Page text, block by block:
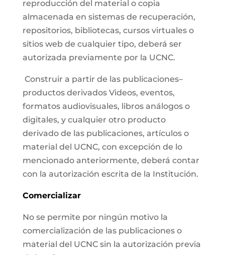
reproducción del material o copia
almacenada en sistemas de recuperación,
repositorios, bibliotecas, cursos virtuales o
sitios web de cualquier tipo, deberá ser
autorizada previamente por la UCNC.
Construir a partir de las publicaciones–
productos derivados Videos, eventos,
formatos audiovisuales, libros análogos o
digitales, y cualquier otro producto
derivado de las publicaciones, artículos o
material del UCNC, con excepción de lo
mencionado anteriormente, deberá contar
con la autorización escrita de la Institución.
Comercializar
No se permite por ningún motivo la
comercialización de las publicaciones o
material del UCNC sin la autorización previa